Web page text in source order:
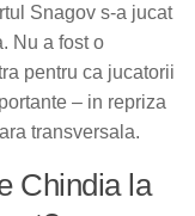
Snagov s-a jucat
Nu a fost o
pentru ca jucatorii
– in repriza
transversala.
Chindia la